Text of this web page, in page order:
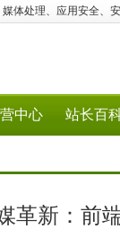
媒体处理、应用安全、
中心 站长百
革新：前